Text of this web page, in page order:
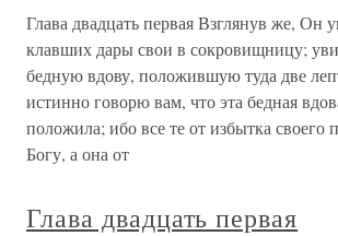
Глава двадцать первая Взглянув же, Он
клавших дары свои в сокровищницу;
бедную вдову, положившую туда две
истинно говорю вам, что эта бедная
положила; ибо все те от избытка своего
Богу, а она от
Глава двадцать первая